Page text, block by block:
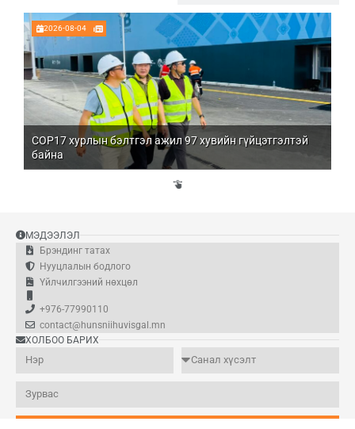
2026-08-04
COP17 хурлын бэлтгэл ажил 97 хувийн гүйцэтгэлтэй
байна
МЭДЭЭЛЭЛ
Брэндинг татах
Нууцлалын бодлого
Үйлчилгээний нөхцөл
+976-77990110
contact@hunsniihuvisgal.mn
ХОЛБОО БАРИХ